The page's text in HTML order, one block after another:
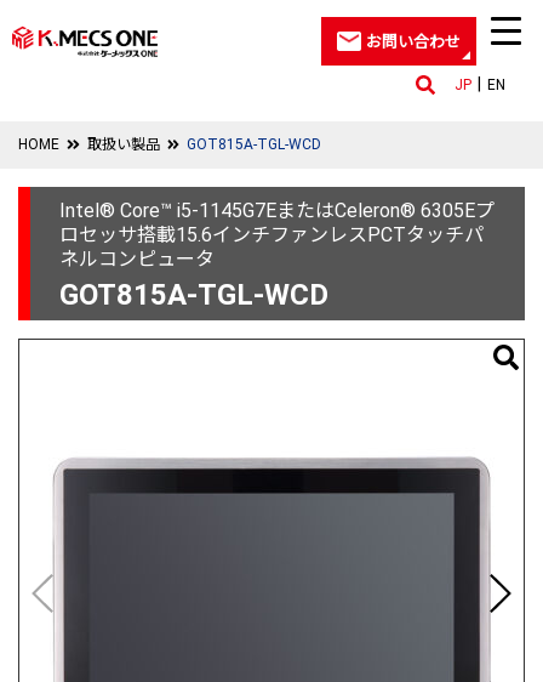
JP EN
お問い合わせ
HOME 取扱い製品 GOT815A-TGL-WCD
Intel® Core™ i5-1145G7EまたはCeleron® 6305Eプ
ロセッサ搭載15.6インチファンレスPCTタッチパ
ネルコンピュータ
GOT815A-TGL-WCD